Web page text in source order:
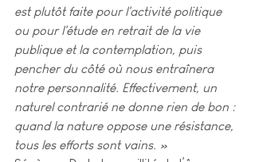
est plutôt faite pour l'activité politique
ou pour l'étude en retrait de la vie
publique et la contemplation, puis
pencher du côté où nous entraînera
notre personnalité. Effectivement, un
naturel contrarié ne donne rien de bon :
quand la nature oppose une résistance,
tous les efforts sont vains. »